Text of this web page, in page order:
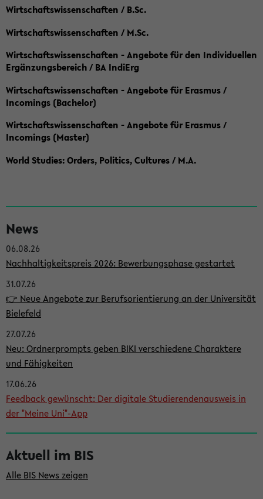
Wirtschaftswissenschaften / B.Sc.
Wirtschaftswissenschaften / M.Sc.
Wirtschaftswissenschaften - Angebote für den Individuellen
Ergänzungsbereich / BA IndiErg
Wirtschaftswissenschaften - Angebote für Erasmus /
Incomings (Bachelor)
Wirtschaftswissenschaften - Angebote für Erasmus /
Incomings (Master)
World Studies: Orders, Politics, Cultures / M.A.
e
i
t
e
n
l
e
i
s
t
e
News
06.08.26
Nachhaltigkeitspreis 2026: Bewerbungsphase gestartet
31.07.26
👉 Neue Angebote zur Berufsorientierung an der Universität
Bielefeld
27.07.26
Neu: Ordnerprompts geben BIKI verschiedene Charaktere
und Fähigkeiten
17.06.26
Feedback gewünscht: Der digitale Studierendenausweis in
der "Meine Uni"-App
Aktuell im BIS
Alle BIS News zeigen